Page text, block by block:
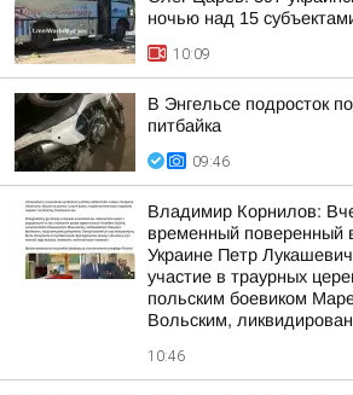
ночью над 15
10:09
В Энгельсе подросток
питбайка
09:46
Владимир Корнилов:
временный поверенный
Украине Петр
участие в траурных
польским боевиком
Вольским,
10:46